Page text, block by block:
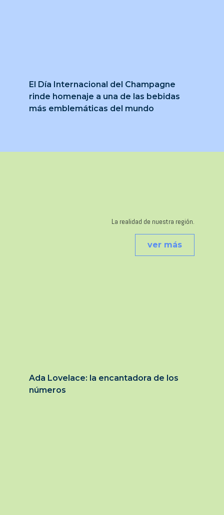
El Día Internacional del Champagne
rinde homenaje a una de las bebidas
más emblemáticas del mundo
La realidad de nuestra región.
ver más
Ada Lovelace: la encantadora de los
números